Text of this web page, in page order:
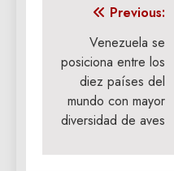
Navegación
entradas
Previous:
Venezuela se
posiciona entre los
diez países del
mundo con mayor
diversidad de aves